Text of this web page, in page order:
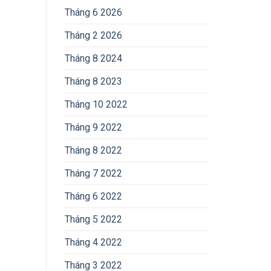
Tháng 6 2026
Tháng 2 2026
Tháng 8 2024
Tháng 8 2023
Tháng 10 2022
Tháng 9 2022
Tháng 8 2022
Tháng 7 2022
Tháng 6 2022
Tháng 5 2022
Tháng 4 2022
Tháng 3 2022